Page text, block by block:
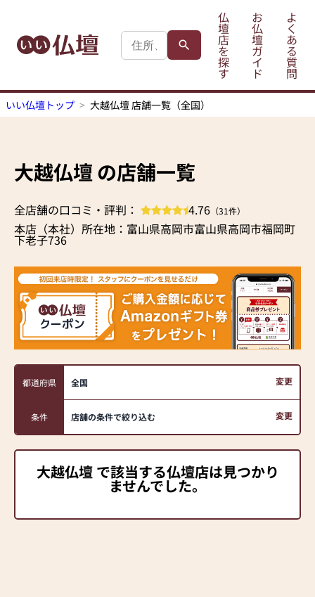
仏
壇
店
を
探
す
お
仏
壇
ガ
イ
ド
よ
く
あ
る
質
問
いい仏壇トップ 大越仏壇 店舗一覧（全国）
大越仏壇 の店舗一覧
全店舗の口コミ・評判： 4.76 （31件）
本店（本社）所在地：富山県高岡市富山県高岡市福岡町
下老子736
都道府県 全国 変更
条件 店舗の条件で絞り込む 変更
大越仏壇 で該当する仏壇店は見つかり
ませんでした。